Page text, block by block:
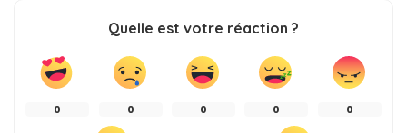
Quelle est votre réaction ?
0 0 0 0 0